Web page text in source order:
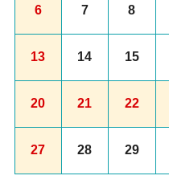
6 7 8
13 14 15
20 21 22
27 28 29